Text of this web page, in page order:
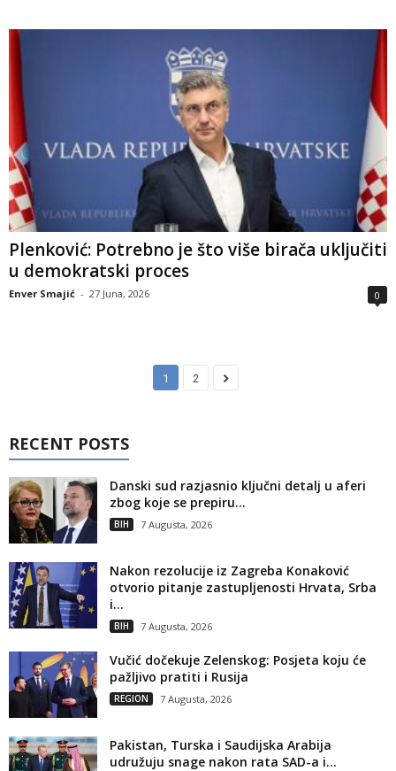
Plenković: Potrebno je što više birača uključiti
u demokratski proces
Enver Smajić - 27 Juna, 2026 0
1 2
RECENT POSTS
Danski sud razjasnio ključni detalj u aferi
zbog koje se prepiru...
BIH 7 Augusta, 2026
Nakon rezolucije iz Zagreba Konaković
otvorio pitanje zastupljenosti Hrvata, Srba
i...
BIH 7 Augusta, 2026
Vučić dočekuje Zelenskog: Posjeta koju će
pažljivo pratiti i Rusija
REGION 7 Augusta, 2026
Pakistan, Turska i Saudijska Arabija
udružuju snage nakon rata SAD-a i...